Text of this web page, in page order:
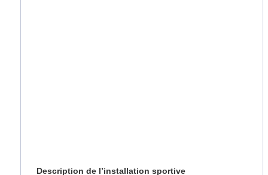
Description de l’installation sportive